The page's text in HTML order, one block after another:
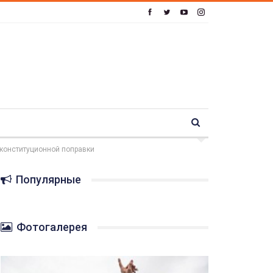
поправки
Популярные
Фотогалерея